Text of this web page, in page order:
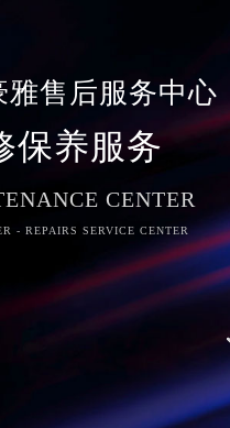
雅售后服务中心
保养服务
CENTER
- REPAIRS SERVICE CENTER
优化升级公告